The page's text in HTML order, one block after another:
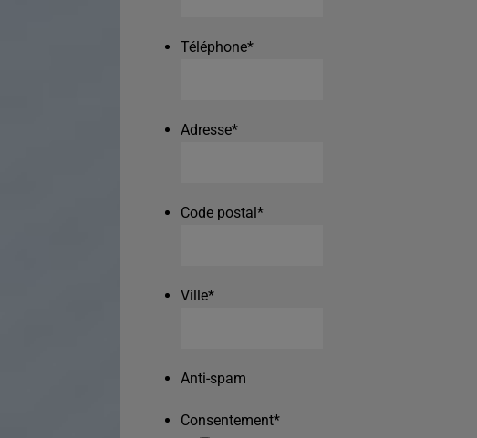
Téléphone*
Adresse*
Code postal*
Ville*
Anti-spam
Consentement*